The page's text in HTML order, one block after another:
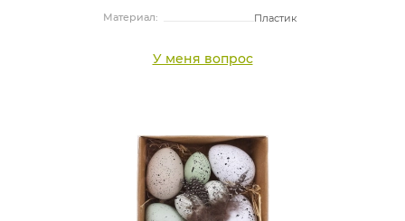
Материал:
Пластик
У меня вопрос